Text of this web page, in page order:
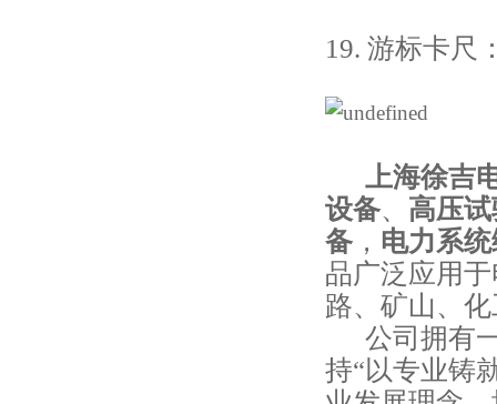
19. 游标卡尺
上海徐吉
设备、 高压
备， 电力系
品广泛应用
路、矿山、
公司拥有一
持“以专业铸